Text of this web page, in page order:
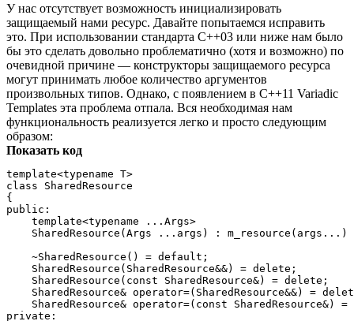
У нас отсутствует возможность инициализировать
защищаемый нами ресурс. Давайте попытаемся исправить
это. При использовании стандарта C++03 или ниже нам было
бы это сделать довольно проблематично (хотя и возможно) по
очевидной причине — конструкторы защищаемого ресурса
могут принимать любое количество аргументов
произвольных типов. Однако, с появлением в C++11 Variadic
Templates эта проблема отпала. Вся необходимая нам
функциональность реализуется легко и просто следующим
образом:
Показать код
template<typename T>
class SharedResource
{
public:
    template<typename ...Args>
SharedResource(Args ...args) : m_resource(args...)
    ~SharedResource() = default;
    SharedResource(SharedResource&&) = delete;
    SharedResource(const SharedResource&) = delete;
SharedResource& operator=(SharedResource&&) =
SharedResource& operator=(const SharedResource&) =
private: